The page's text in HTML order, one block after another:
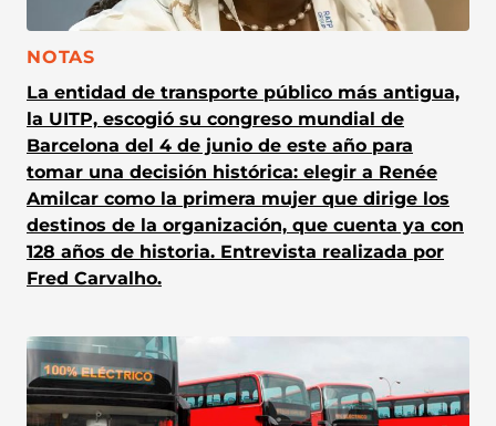
CATEGORÍA:
NOTAS
La entidad de transporte público más antigua,
la UITP, escogió su congreso mundial de
Barcelona del 4 de junio de este año para
tomar una decisión histórica: elegir a Renée
Amilcar como la primera mujer que dirige los
destinos de la organización, que cuenta ya con
128 años de historia. Entrevista realizada por
Fred Carvalho.